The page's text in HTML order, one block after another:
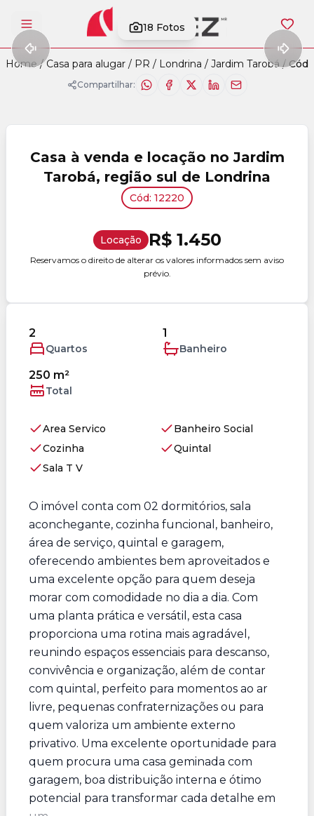
Abrir menu 18 Fotos
Home / Casa para alugar / PR / Londrina / Jardim Tarobá / Cód.
Compartilhar:
Casa à venda e locação no Jardim
Tarobá, região sul de Londrina
Cód: 12220
Locação R$ 1.450
Reservamos o direito de alterar os valores informados sem aviso
prévio.
2
Quartos
1
Banheiro
250 m²
Total
Area Servico
Banheiro Social
Cozinha
Quintal
Sala T V
O imóvel conta com 02 dormitórios, sala
aconchegante, cozinha funcional, banheiro,
área de serviço, quintal e garagem,
oferecendo ambientes bem aproveitados e
uma excelente opção para quem deseja
morar com comodidade no dia a dia. Com
uma planta prática e versátil, esta casa
proporciona uma rotina mais agradável,
reunindo espaços essenciais para descanso,
convivência e organização, além de contar
com quintal, perfeito para momentos ao ar
livre, pequenas confraternizações ou para
quem valoriza um ambiente externo
privativo. Uma excelente oportunidade para
quem procura uma casa geminada com
garagem, boa distribuição interna e ótimo
potencial para transformar cada detalhe em